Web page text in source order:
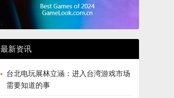
最新资讯
台北电玩展林立涵：进入台湾游戏市场
需要知道的事